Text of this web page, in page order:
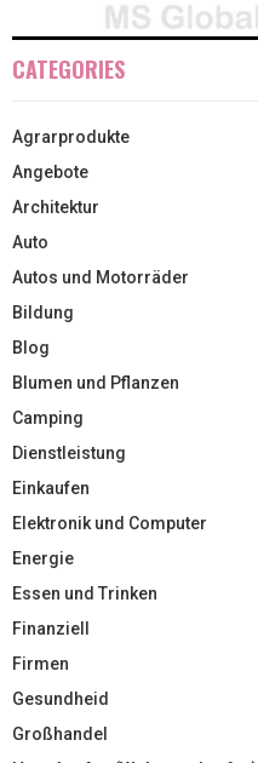
CATEGORIES
Agrarprodukte
Angebote
Architektur
Auto
Autos und Motorräder
Bildung
Blog
Blumen und Pflanzen
Camping
Dienstleistung
Einkaufen
Elektronik und Computer
Energie
Essen und Trinken
Finanziell
Firmen
Gesundheid
Großhandel